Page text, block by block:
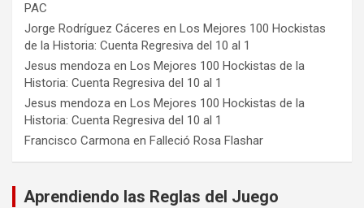
PAC
Jorge Rodríguez Cáceres en Los Mejores 100 Hockistas
de la Historia: Cuenta Regresiva del 10 al 1
Jesus mendoza en Los Mejores 100 Hockistas de la
Historia: Cuenta Regresiva del 10 al 1
Jesus mendoza en Los Mejores 100 Hockistas de la
Historia: Cuenta Regresiva del 10 al 1
Francisco Carmona en Falleció Rosa Flashar
Aprendiendo las Reglas del Juego